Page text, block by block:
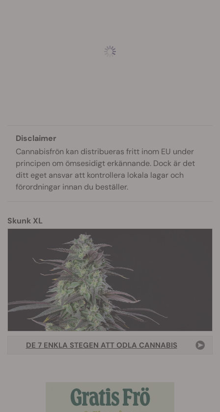
Disclaimer
Cannabisfrön kan distribueras fritt inom EU under
principen om ömsesidigt erkännande. Dock är det
ditt eget ansvar att kontrollera lokala lagar och
förordningar innan du beställer.
Skunk XL
DE 7 ENKLA STEGEN ATT ODLA CANNABIS